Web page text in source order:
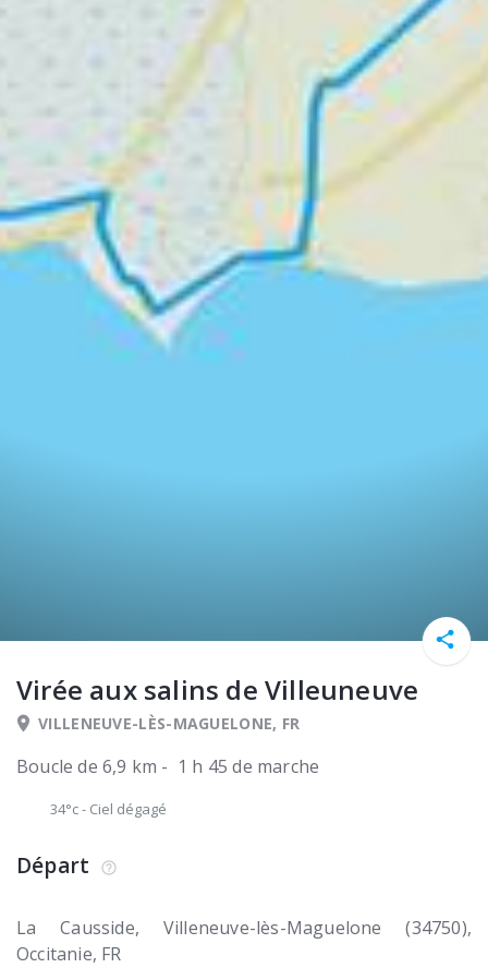
Virée aux salins de Villeuneuve
VILLENEUVE-LÈS-MAGUELONE, FR
Boucle de 6,9 km - 1 h 45 de marche
34°c- Ciel dégagé
Départ
La Causside
Villeneuve-lès-Maguelone (34750)
Occitanie FR